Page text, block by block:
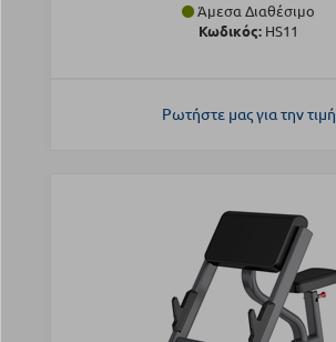
Άμεσα Διαθέσιμο
Κωδικός: HS11
Ρωτήστε μας για την τιμή